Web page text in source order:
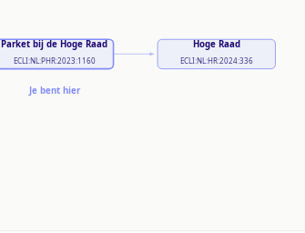
Parket bij de Hoge Raad
ECLI:NL:PHR:2023:1160
Je bent hier
Hoge Raad
ECLI:NL:HR:2024:336